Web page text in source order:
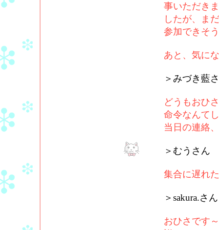
事いただきま
したが、ま
参加できそ
あと、気に
＞みづき藍
どうもおひ
命令なんて
当日の連絡
＞むうさん
集合に遅れ
＞sakura.さん
おひさです